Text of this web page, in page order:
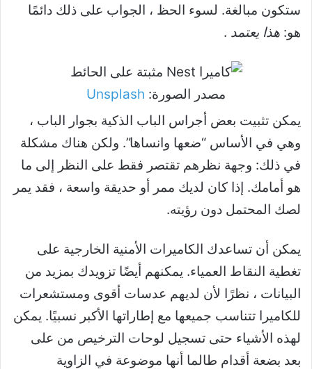
ستكون مبالغة. لسوء الحظ ، الجواب على ذلك دائمًا
هو: هذا يعتمد .
مصدر الصورة: Unsplash
يمكن تثبيت بعض أجراس الباب الذكية بجوار الباب ،
وهي في الأساس “ضعها وانساها”. ولكن هناك مشكلة
في ذلك: وجهة نظرهم تقتصر فقط على النظر إلى ما
هو أمامك. إذا كان لديك ممر أو حديقة واسعة ، فقد يمر
لصك المحتمل دون رؤيته.
يمكن أن تساعدك الكاميرات الأمنية الخارجية على
تغطية النقاط العمياء. يمكنهم أيضًا تزويدك بمزيد من
البيانات ، نظرًا لأن لديهم عدسات أقوى ومستشعرات
للكاميرا تتناسب جميعها مع إطاراتها الأكبر نسبيًا. يمكن
لهذه الأشياء حتى تسجيل لوحات الترخيص من على
بعد بضعة أقدام طالما أنها موضوعة في الزاوية